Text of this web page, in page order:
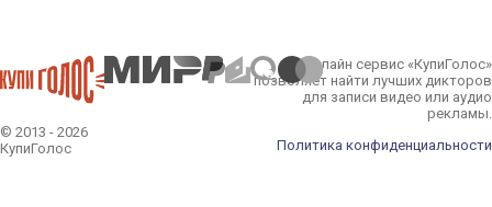
© 2013 - 2026
КупиГолос
Онлайн сервис «КупиГолос»
позволяет найти лучших дикторов
для записи видео или аудио
рекламы.
Политика конфиденциальности